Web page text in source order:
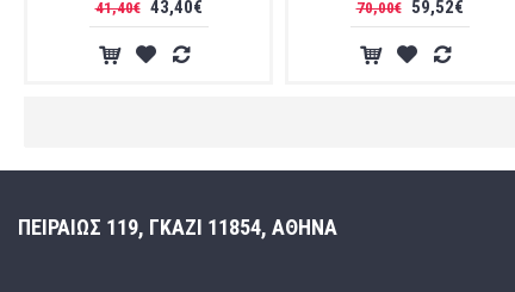
41,40€ 43,40€ 70,00€ 59,52€
ΠΕΙΡΑΙΩΣ 119, ΓΚΑΖΙ 11854, ΑΘΗΝΑ